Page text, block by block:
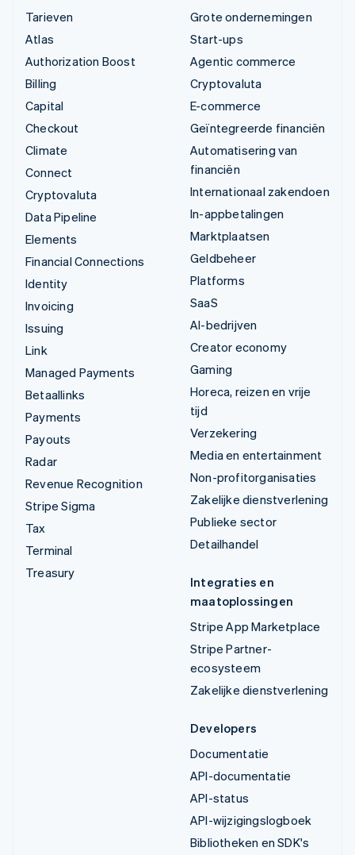
Tarieven
Atlas
Authorization Boost
Billing
Capital
Checkout
Climate
Connect
Cryptovaluta
Data Pipeline
Elements
Financial Connections
Identity
Invoicing
Issuing
Link
Managed Payments
Betaallinks
Payments
Payouts
Radar
Revenue Recognition
Stripe Sigma
Tax
Terminal
Treasury
Grote ondernemingen
Start-ups
Agentic commerce
Cryptovaluta
E-commerce
Geïntegreerde financiën
Automatisering van
financiën
Internationaal zakendoen
In-appbetalingen
Marktplaatsen
Geldbeheer
Platforms
SaaS
AI-bedrijven
Creator economy
Gaming
Horeca, reizen en vrije
tijd
Verzekering
Media en entertainment
Non-profitorganisaties
Zakelijke dienstverlening
Publieke sector
Detailhandel
Integraties en
maatoplossingen
Stripe App Marketplace
Stripe Partner-
ecosysteem
Zakelijke dienstverlening
Developers
Documentatie
API-documentatie
API-status
API-wijzigingslogboek
Bibliotheken en SDK's